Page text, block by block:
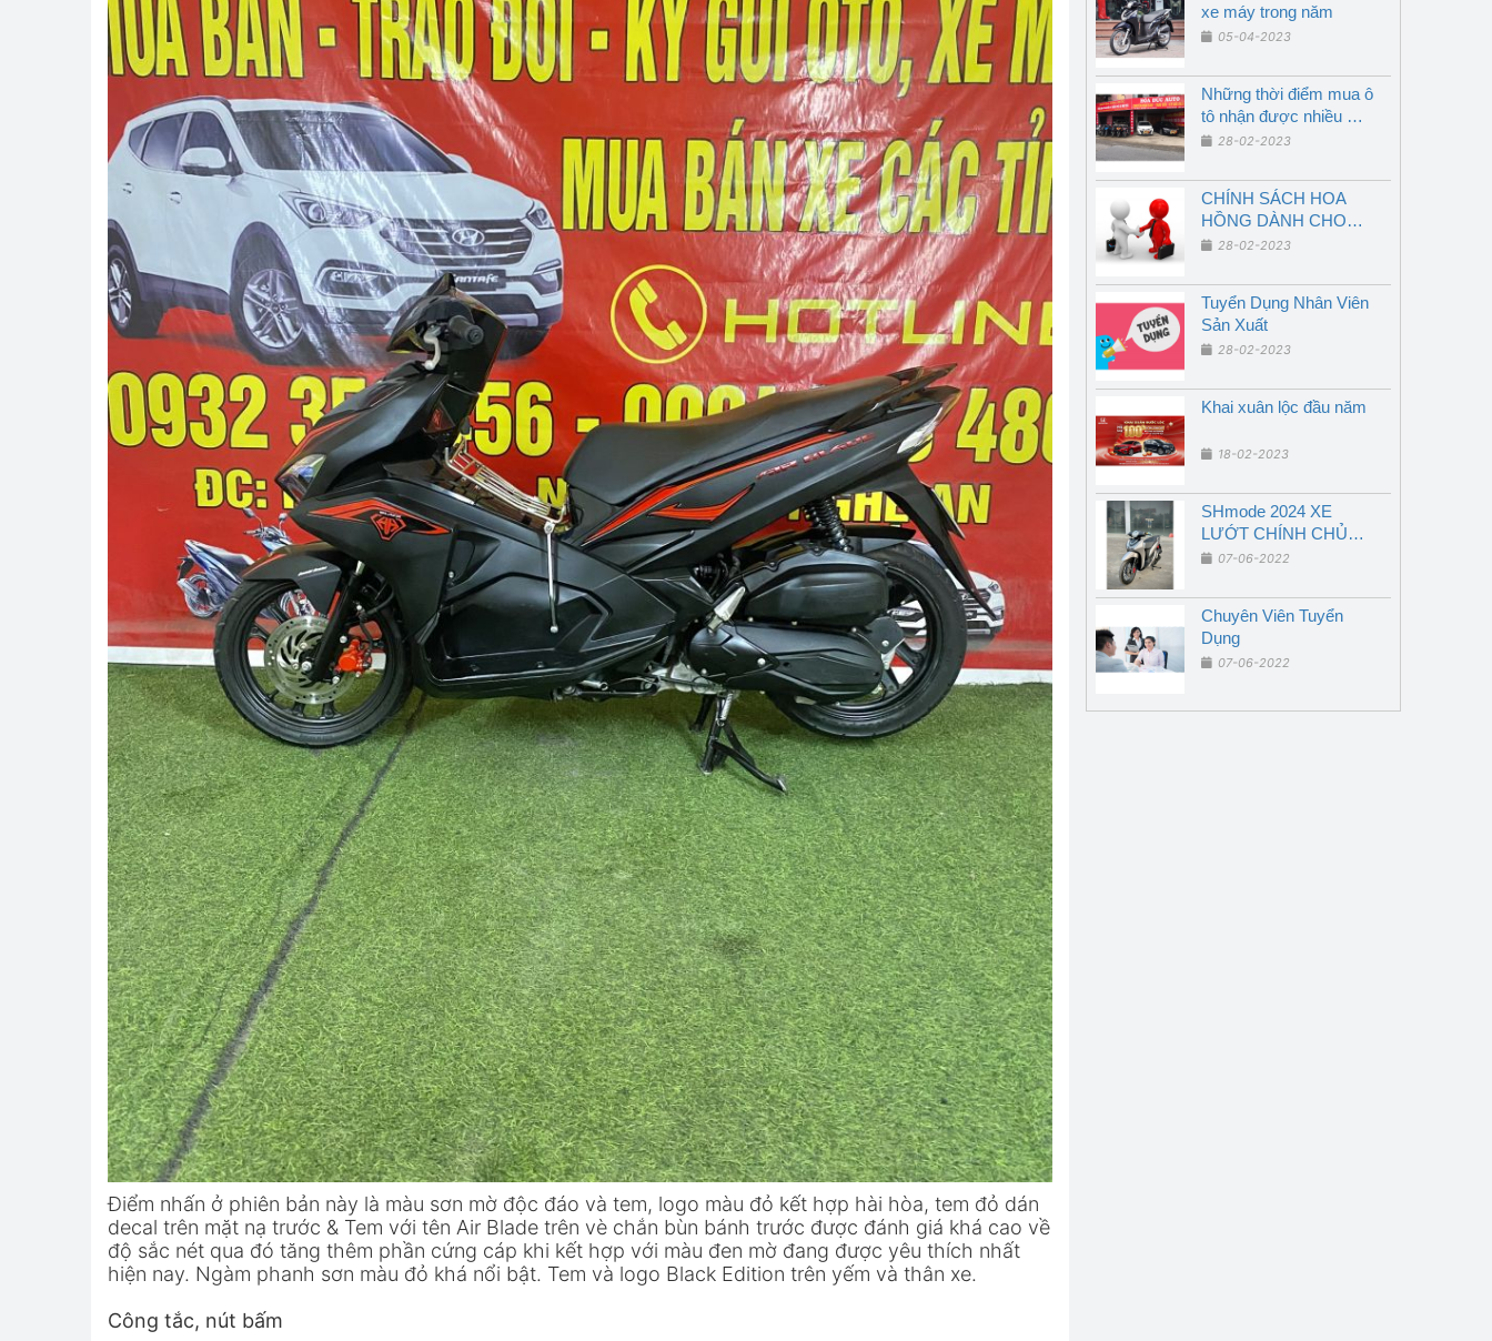
Điểm nhấn ở phiên bản này là màu sơn mờ độc đáo và tem, logo màu đỏ kết hợp hài hòa, tem đỏ dán
decal trên mặt nạ trước & Tem với tên Air Blade trên vè chắn bùn bánh trước được đánh giá khá cao về
độ sắc nét qua đó tăng thêm phần cứng cáp khi kết hợp với màu đen mờ đang được yêu thích nhất
hiện nay. Ngàm phanh sơn màu đỏ khá nổi bật. Tem và logo Black Edition trên yếm và thân xe.
Công tắc, nút bấm
xe máy trong năm
05-04-2023
Những thời điểm mua ô
tô nhận được nhiều ưu
đãi nhất - Nghệ An
28-02-2023
CHÍNH SÁCH HOA
HỒNG DÀNH CHO
NGƯỜI GIỚI THIỆU
28-02-2023
Tuyển Dụng Nhân Viên
Sản Xuất
28-02-2023
Khai xuân lộc đầu năm
18-02-2023
SHmode 2024 XE
LƯỚT CHÍNH CHỦ
GIÁ RẺ
07-06-2022
Chuyên Viên Tuyển
Dụng
07-06-2022